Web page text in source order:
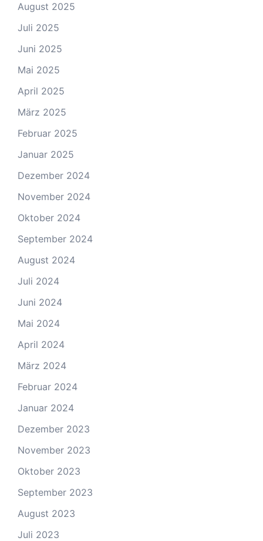
August 2025
Juli 2025
Juni 2025
Mai 2025
April 2025
März 2025
Februar 2025
Januar 2025
Dezember 2024
November 2024
Oktober 2024
September 2024
August 2024
Juli 2024
Juni 2024
Mai 2024
April 2024
März 2024
Februar 2024
Januar 2024
Dezember 2023
November 2023
Oktober 2023
September 2023
August 2023
Juli 2023